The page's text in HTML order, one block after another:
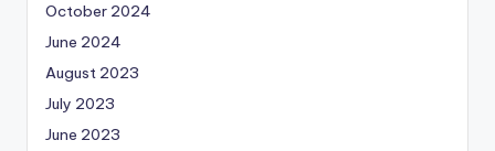
October 2024
June 2024
August 2023
July 2023
June 2023